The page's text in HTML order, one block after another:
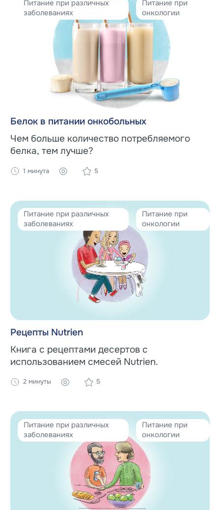
Питание при различных
заболеваниях
Питание при
онкологии
Белок в питании онкобольных
Чем больше количество потребляемого
белка, тем лучше?
1 минута 5
Питание при различных
заболеваниях
Питание при
онкологии
Рецепты Nutrien
Книга с рецептами десертов с
использованием смесей Nutrien.
2 минуты 5
Питание при различных
заболеваниях
Питание при
онкологии